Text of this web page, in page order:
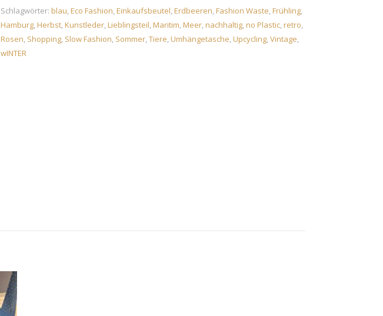
Schlagwörter: blau,Eco Fashion,Einkaufsbeutel,Erdbeeren,Fashion Waste,Frühling,
Hamburg,Herbst,Kunstleder,Lieblingsteil,Maritim,Meer,nachhaltig,no Plastic,retro,
Rosen, Shopping, Slow Fashion, Sommer,Tiere,Umhängetasche,Upcycling,Vintage,
wINTER